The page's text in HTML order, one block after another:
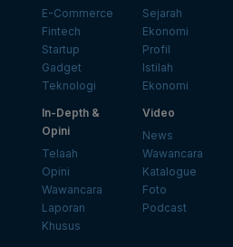
E-Commerce
Fintech
Startup
Gadget
Teknologi
Sejarah
Ekonomi
Profil
Istilah
Ekonomi
In-Depth &
Opini
Telaah
Opini
Wawancara
Laporan
Khusus
Video
News
Wawancara
Katalogue
Foto
Podcast